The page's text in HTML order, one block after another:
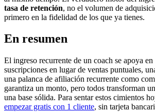
tasa de retención, no el volumen de
primero en la fidelidad de los que ya tienes.
En resumen
El ingreso recurrente de un coach se apoya en
suscripciones en lugar de ventas puntuales,
una palanca de afiliación recurrente como
garantiza un monto, pero todos transforman
una base sólida. Para sentar estos cimientos
empezar gratis con 1 cliente, sin tarjeta